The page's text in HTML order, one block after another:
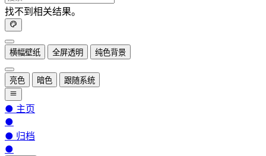
找不到相关结果。
横幅壁纸 全屏透明 纯色背景
亮色 暗色 跟随系统
● 主页
●
● 归档
●